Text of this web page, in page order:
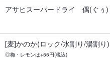
アサヒスーパードライ 偶(ぐぅ
[麦]かのか(ロック/水割り/湯割
◎梅・レモンは+55円(税込)